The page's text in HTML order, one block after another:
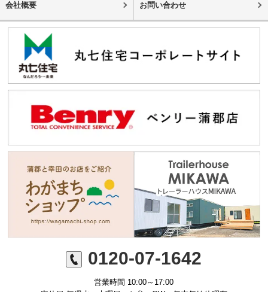
会社概要 お問い合わせ
0120-07-1642
営業時間 10:00～17:00